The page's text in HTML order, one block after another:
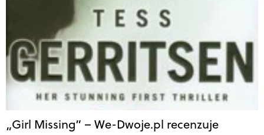
„Girl Missing” – We-Dwoje.pl recenzuje